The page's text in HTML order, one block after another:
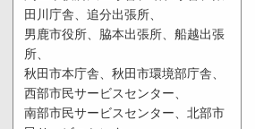
田川庁舎、追分出張所、
男鹿市役所、脇本出張所、船越出張
所、
秋田市本庁舎、秋田市環境部庁舎、
西部市民サービスセンター、
南部市民サービスセンター、北部市